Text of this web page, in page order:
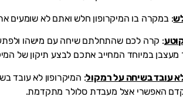
: במקרה בו המיקרופון חלש ואתם לא שומעים
: קרה לכם שהתחלתם שיחה עם מישהו
במיוחד המחייב אתכם לבצע תיקון של
עובד בשיחה על רמקול: המיקרופון לא עובד
האפשרי אצל מעבדת סלולר מתקדמת.